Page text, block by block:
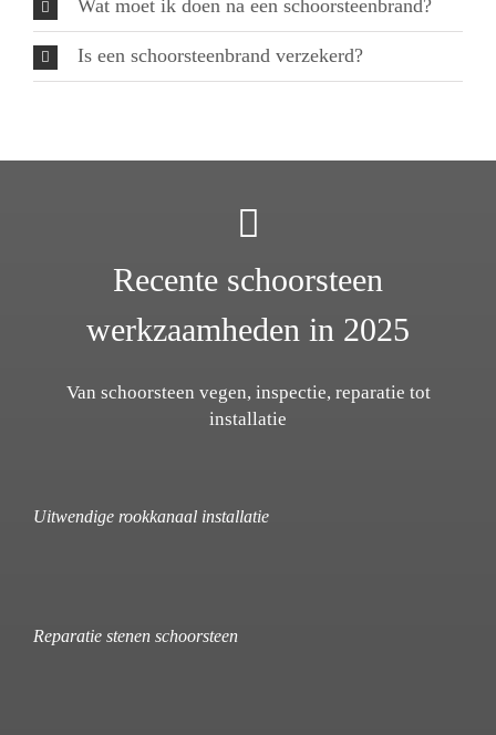
Wat moet ik doen na een schoorsteenbrand?
Is een schoorsteenbrand verzekerd?
Recente schoorsteen
werkzaamheden in 2025
Van schoorsteen vegen, inspectie, reparatie tot
installatie
Uitwendige rookkanaal installatie
Reparatie stenen schoorsteen